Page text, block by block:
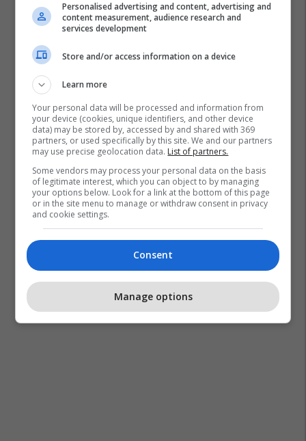
Personalised advertising and content, advertising and
content measurement, audience research and
services development
Store and/or access information on a device
Learn more
Your personal data will be processed and information from
your device (cookies, unique identifiers, and other device
data) may be stored by, accessed by and shared with 369
partners, or used specifically by this site. We and our partners
may use precise geolocation data. List of partners.
Some vendors may process your personal data on the basis
of legitimate interest, which you can object to by managing
your options below. Look for a link at the bottom of this page
or in the site menu to manage or withdraw consent in privacy
and cookie settings.
Consent
Manage options